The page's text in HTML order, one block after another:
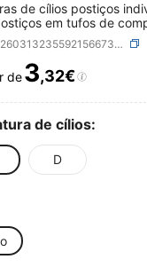
de cílios postiços
em tufos de
para
cílios em tufos, cílios
SKU: sb260313235592156673786
AND
de3,32€
de cílios:
D